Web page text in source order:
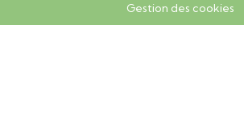
Gestion des cookies